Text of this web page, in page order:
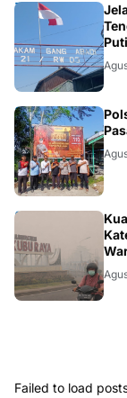
KALBAR
KALBAR
Failed to load